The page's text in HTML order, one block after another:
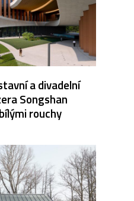
a divadelní
Songshan
rouchy